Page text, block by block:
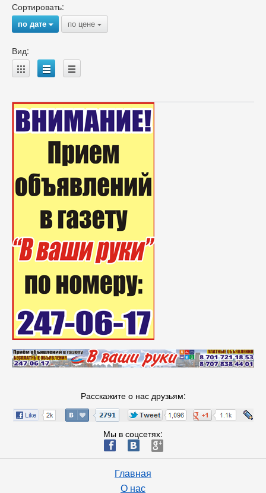
Сортировать:
по дате{ по цене {
Вид:
A B C
Расскажите о нас друзьям:
Мы в соцсетях:
ä æ è
Главная
О нас